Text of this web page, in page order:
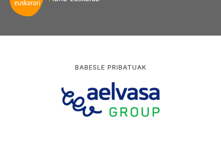
BABESLE PRIBATUAK